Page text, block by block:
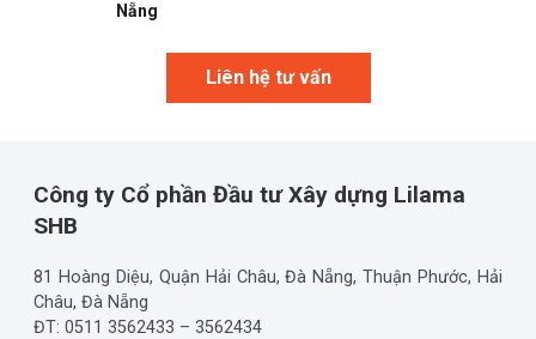
Nẵng
Liên hệ tư vấn
Công ty Cổ phần Đầu tư Xây dựng Lilama
SHB
81 Hoàng Diệu, Quận Hải Châu, Đà Nẵng, Thuận Phước, Hải
Châu, Đà Nẵng
ĐT: 0511 3562433 – 3562434